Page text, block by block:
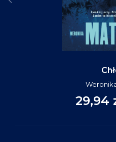
29,94